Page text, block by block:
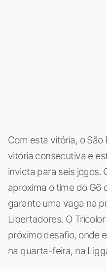
Com esta vitória, o
vitória consecutiva e
invicta para seis jogos.
aproxima o time do G6
garante uma vaga na
Libertadores. O
próximo desafio, onde
na quarta-feira, na